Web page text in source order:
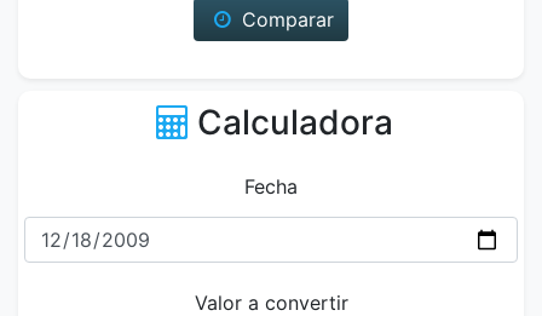
Comparar
Calculadora
Fecha
Valor a convertir